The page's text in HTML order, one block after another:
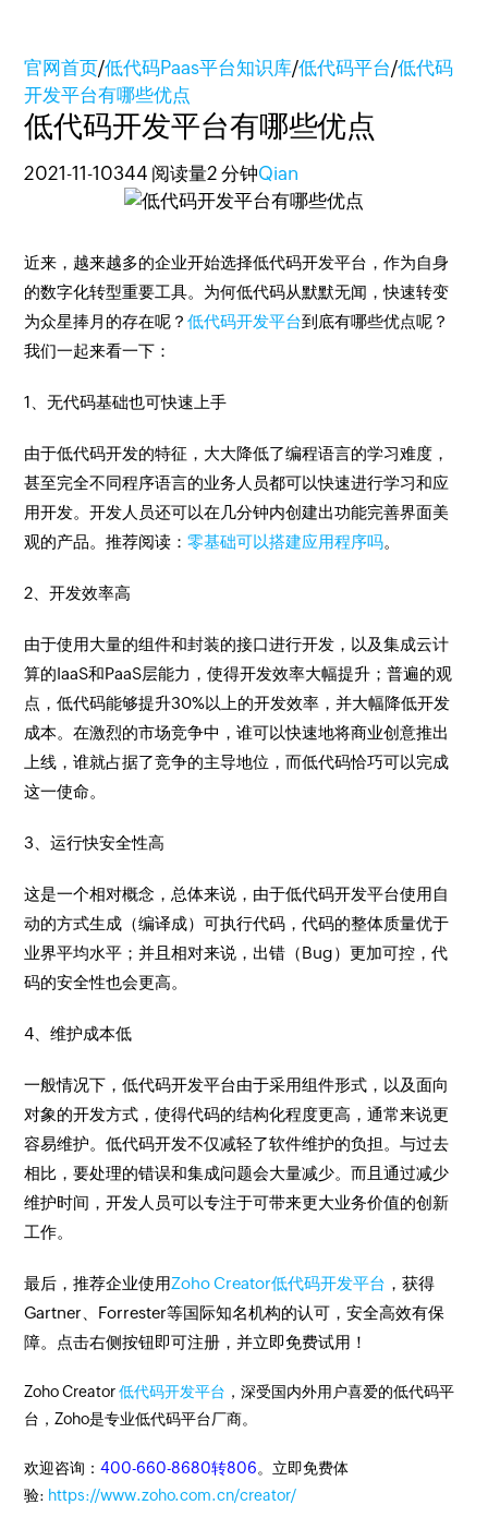
官网首页/低代码Paas平台知识库/低代码平台/低代码
开发平台有哪些优点
低代码开发平台有哪些优点
2021-11-10344 阅读量2 分钟Qian
近来，越来越多的企业开始选择低代码开发平台，作为自身
的数字化转型重要工具。为何低代码从默默无闻，快速转变
为众星捧月的存在呢？低代码开发平台到底有哪些优点呢？
我们一起来看一下：
1、无代码基础也可快速上手
由于低代码开发的特征，大大降低了编程语言的学习难度，
甚至完全不同程序语言的业务人员都可以快速进行学习和应
用开发。开发人员还可以在几分钟内创建出功能完善界面美
观的产品。推荐阅读：零基础可以搭建应用程序吗。
2、开发效率高
由于使用大量的组件和封装的接口进行开发，以及集成云计
算的IaaS和PaaS层能力，使得开发效率大幅提升；普遍的观
点，低代码能够提升30%以上的开发效率，并大幅降低开发
成本。在激烈的市场竞争中，谁可以快速地将商业创意推出
上线，谁就占据了竞争的主导地位，而低代码恰巧可以完成
这一使命。
3、运行快安全性高
这是一个相对概念，总体来说，由于低代码开发平台使用自
动的方式生成（编译成）可执行代码，代码的整体质量优于
业界平均水平；并且相对来说，出错（Bug）更加可控，代
码的安全性也会更高。
4、维护成本低
一般情况下，低代码开发平台由于采用组件形式，以及面向
对象的开发方式，使得代码的结构化程度更高，通常来说更
容易维护。低代码开发不仅减轻了软件维护的负担。与过去
相比，要处理的错误和集成问题会大量减少。而且通过减少
维护时间，开发人员可以专注于可带来更大业务价值的创新
工作。
最后，推荐企业使用Zoho Creator低代码开发平台 ，获得
Gartner、Forrester等国际知名机构的认可，安全高效有保
障。点击右侧按钮即可注册，并立即免费试用！
Zoho Creator低代码开发平台 ，深受国内外用户喜爱的低代码平
台，Zoho是专业低代码平台厂商。
欢迎咨询：400-660-8680转806。立即免费体
验: https://www.zoho.com.cn/creator/